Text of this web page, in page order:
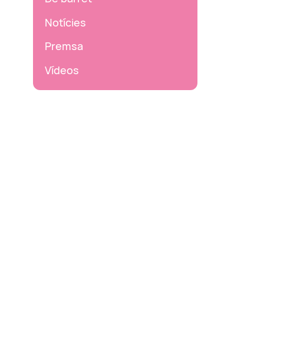
Notícies
Premsa
Vídeos